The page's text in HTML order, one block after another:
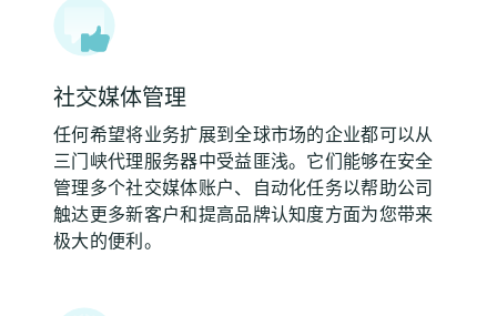
社交媒体管理
任何希望将业务扩展到全球市场的企业都可以从
三门峡代理服务器中受益匪浅。它们能够在安全
管理多个社交媒体账户、自动化任务以帮助公司
触达更多新客户和提高品牌认知度方面为您带来
极大的便利。